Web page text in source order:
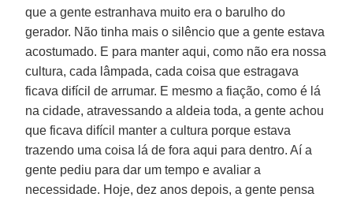
que a gente estranhava muito era o barulho do
gerador. Não tinha mais o silêncio que a gente estava
acostumado. E para manter aqui, como não era nossa
cultura, cada lâmpada, cada coisa que estragava
ficava difícil de arrumar. E mesmo a fiação, como é lá
na cidade, atravessando a aldeia toda, a gente achou
que ficava difícil manter a cultura porque estava
trazendo uma coisa lá de fora aqui para dentro. Aí a
gente pediu para dar um tempo e avaliar a
necessidade. Hoje, dez anos depois, a gente pensa